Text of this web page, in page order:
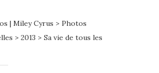
| Miley Cyrus > Photos
> 2013 > Sa vie de tous les